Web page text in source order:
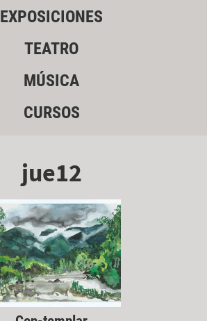
EXPOSICIONES
TEATRO
MÚSICA
CURSOS
jue12